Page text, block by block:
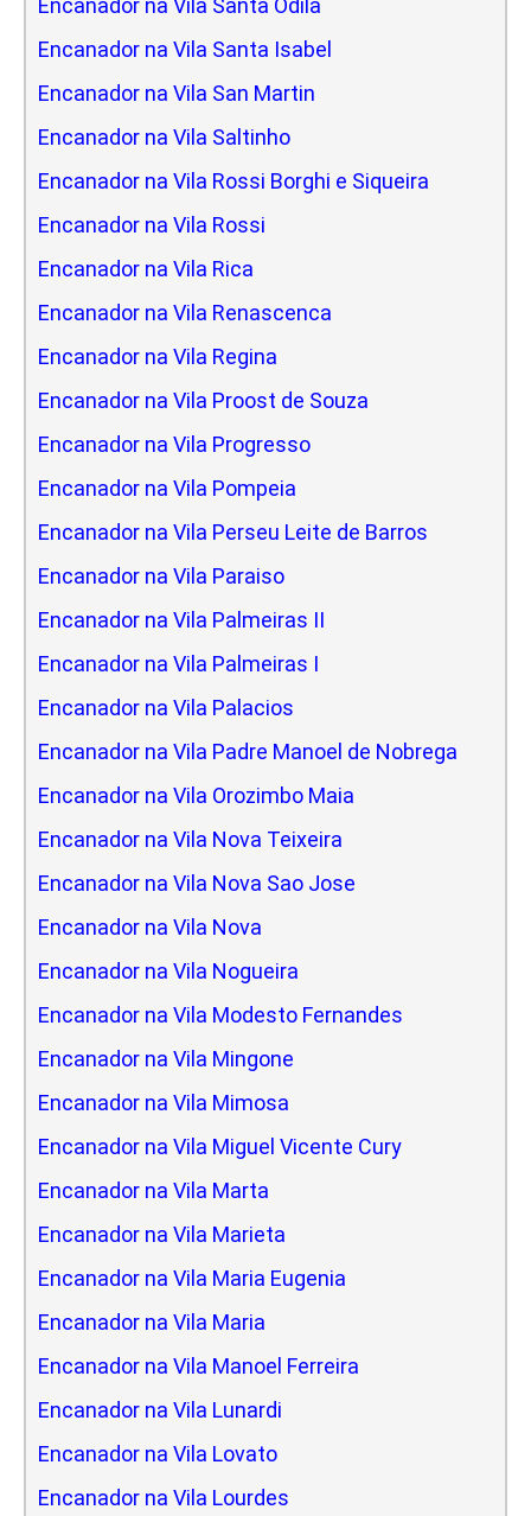
Encanador na Vila Santa Isabel
Encanador na Vila San Martin
Encanador na Vila Saltinho
Encanador na Vila Rossi Borghi e Siqueira
Encanador na Vila Rossi
Encanador na Vila Rica
Encanador na Vila Renascenca
Encanador na Vila Regina
Encanador na Vila Proost de Souza
Encanador na Vila Progresso
Encanador na Vila Pompeia
Encanador na Vila Perseu Leite de Barros
Encanador na Vila Paraiso
Encanador na Vila Palmeiras II
Encanador na Vila Palmeiras I
Encanador na Vila Palacios
Encanador na Vila Padre Manoel de Nobrega
Encanador na Vila Orozimbo Maia
Encanador na Vila Nova Teixeira
Encanador na Vila Nova Sao Jose
Encanador na Vila Nova
Encanador na Vila Nogueira
Encanador na Vila Modesto Fernandes
Encanador na Vila Mingone
Encanador na Vila Mimosa
Encanador na Vila Miguel Vicente Cury
Encanador na Vila Marta
Encanador na Vila Marieta
Encanador na Vila Maria Eugenia
Encanador na Vila Maria
Encanador na Vila Manoel Ferreira
Encanador na Vila Lunardi
Encanador na Vila Lovato
Encanador na Vila Lourdes